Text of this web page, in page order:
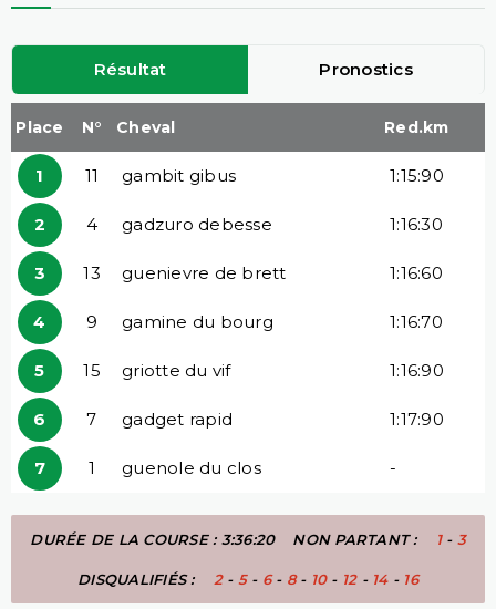
Résultat Pronostics
Place N° Cheval Red.km
1 11 gambit gibus 1:15:90
2 4 gadzuro debesse 1:16:30
3 13 guenievre de brett 1:16:60
4 9 gamine du bourg 1:16:70
5 15 griotte du vif 1:16:90
6 7 gadget rapid 1:17:90
7 1 guenole du clos -
DURÉE DE LA COURSE : 3:36:20 NON PARTANT : 1- 3
DISQUALIFIÉS : 2- 5- 6- 8- 10- 12- 14- 16